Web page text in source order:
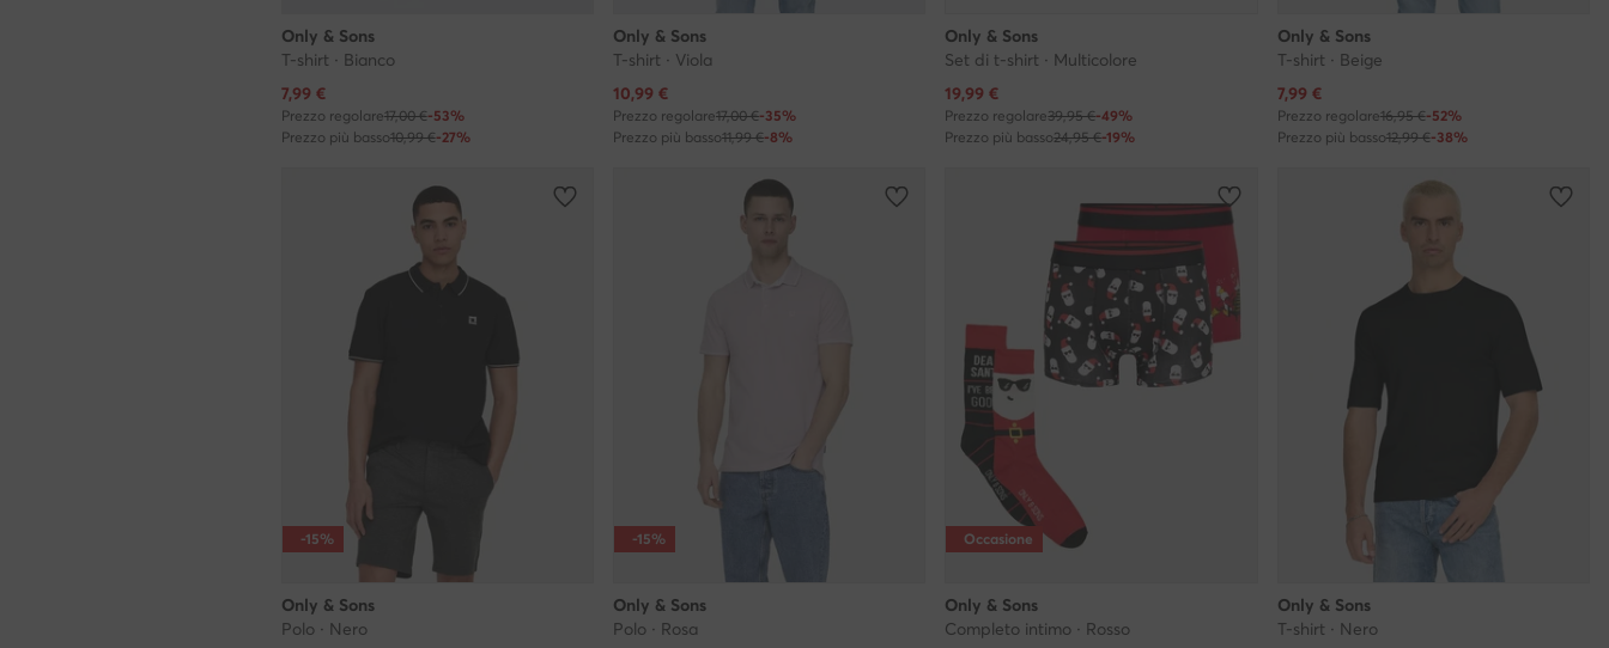
Only & Sons
T-shirt · Bianco
Prezzo attuale
7,99 €
Prezzo regolare17,00 €-53%
Prezzo più basso10,99 €-27%
Only & Sons
T-shirt · Viola
Prezzo attuale
10,99 €
Prezzo regolare17,00 €-35%
Prezzo più basso11,99 €-8%
Only & Sons
Set di t-shirt · Multicolore
Prezzo attuale
19,99 €
Prezzo regolare39,95 €-49%
Prezzo più basso24,95 €-19%
Only & Sons
T-shirt · Beige
Prezzo attuale
7,99 €
Prezzo regolare16,95 €-52%
Prezzo più basso12,99 €-38%
-15%
Only & Sons
Polo · Nero
-15%
Only & Sons
Polo · Rosa
Occasione
Only & Sons
Completo intimo · Rosso
Only & Sons
T-shirt · Nero